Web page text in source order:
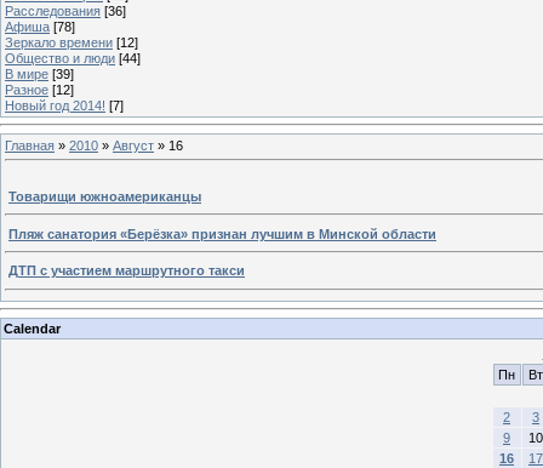
Расследования [36]
Афиша [78]
Зеркало времени [12]
Общество и люди [44]
В мире [39]
Разное [12]
Новый год 2014! [7]
Главная » 2010 » Август » 16
Товарищи южноамериканцы
Пляж санатория «Берёзка» признан лучшим в Минской области
ДТП с участием маршрутного такси
Calendar
Пн
Вт
2
3
9
10
16
17